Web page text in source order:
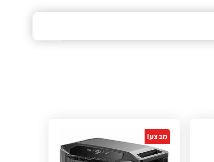
מבצע!